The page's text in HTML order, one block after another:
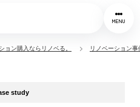
MENU
ョン購入ならリノベる。 リノベーション事
study